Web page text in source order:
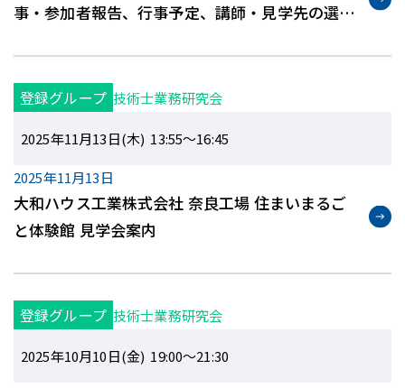
事・参加者報告、行事予定、講師・見学先の選定
登録グループ 技術士業務研究会
2025年11月13日(木) 13:55～16:45
2025年11月13日
大和ハウス工業株式会社 奈良工場 住まいまるご
と体験館 見学会案内
登録グループ 技術士業務研究会
2025年10月10日(金) 19:00～21:30